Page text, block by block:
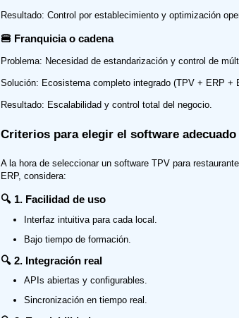
Resultado: Control por establecimiento y optimización
🍔 Franquicia o cadena
Problema: Necesidad de estandarización y control de
Solución: Ecosistema completo integrado (TPV + ERP +
Resultado: Escalabilidad y control total del negocio.
Criterios para elegir el software adecuado
A la hora de seleccionar un software TPV para
ERP, considera:
🔍 1. Facilidad de uso
Interfaz intuitiva para cada local.
Bajo tiempo de formación.
🔍 2. Integración real
APIs abiertas y configurables.
Sincronización en tiempo real.